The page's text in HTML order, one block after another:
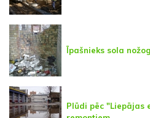
Īpašnieks sola
Plūdi pēc "Liepājas